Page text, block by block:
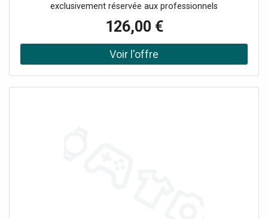
exclusivement réservée aux professionnels
126,00 €